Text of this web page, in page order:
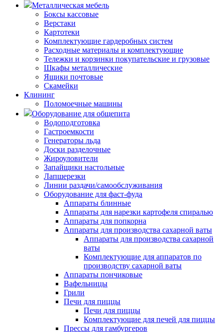
Металлическая мебель
Боксы кассовые
Верстаки
Картотеки
Комплектующие гардеробных систем
Расходные материалы и комплектующие
Тележки и корзинки покупательские и грузовые
Шкафы металлические
Ящики почтовые
Скамейки
Клининг
Поломоечные машины
Оборудование для общепита
Водоподготовка
Гастроемкости
Генераторы льда
Доски разделочные
Жироуловители
Запайщики настольные
Лапшерезки
Линии раздачи/самообслуживания
Оборудование для фаст-фуда
Аппараты блинные
Аппараты для нарезки картофеля спиралью
Аппараты для попкорна
Аппараты для производства сахарной ваты
Аппараты для производства сахарной
ваты
Комплектующие для аппаратов по
производству сахарной ваты
Аппараты пончиковые
Вафельницы
Грили
Печи для пиццы
Печи для пиццы
Комплектующие для печей для пиццы
Прессы для гамбургеров